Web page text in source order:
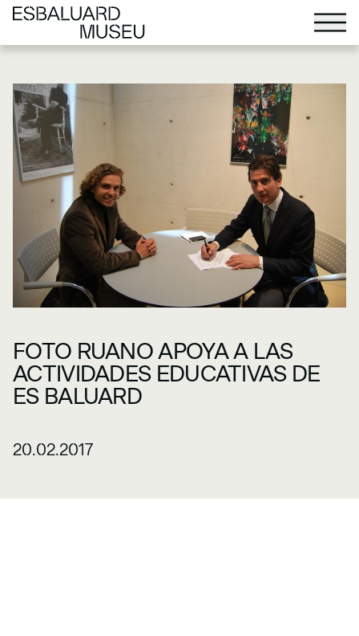
FOTO RUANO APOYA A LAS
ACTIVIDADES EDUCATIVAS DE
ES BALUARD
20.02.2017